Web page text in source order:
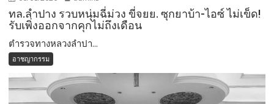
ทล.ลำปาง รวบหนุ่มฉี่ม่วง ขี่จยย. ซุกยาบ้า-ไอซ์ ไม่เข็ด!
รับเพิ่งออกจากคุกไม่ถึงเดือน
ตำรวจทางหลวงลำปา...
อาชญากรรม